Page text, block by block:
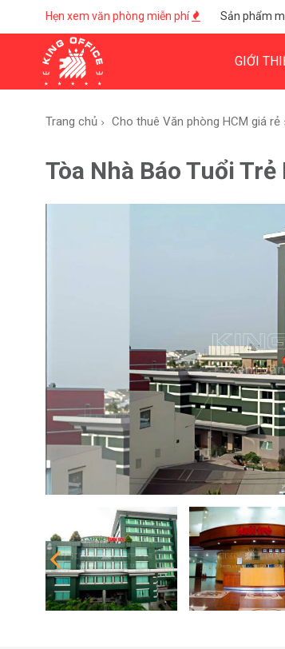
Hẹn xem văn phòng miễn phí Sản phẩm
GIỚI
Trang chủ Cho thuê Văn phòng HCM giá rẻ
Tòa Nhà Báo Tuổi